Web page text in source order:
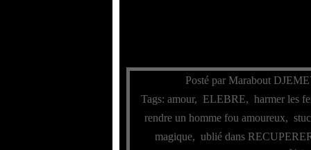
Posté par Marabout
Tags:amour,ELEBRE,harmer les
rendre un homme fou amoureux,
magique, ublié dans